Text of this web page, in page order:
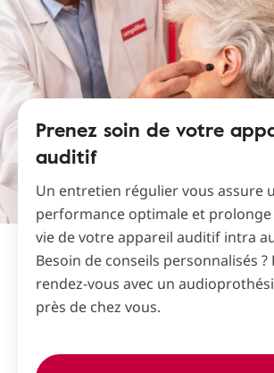
Prenez soin de votre
auditif
Un entretien régulier vous assure
performance optimale et prolonge
vie de votre appareil auditif intra
Besoin de conseils personnalisés ?
rendez-vous avec un
près de chez vous.